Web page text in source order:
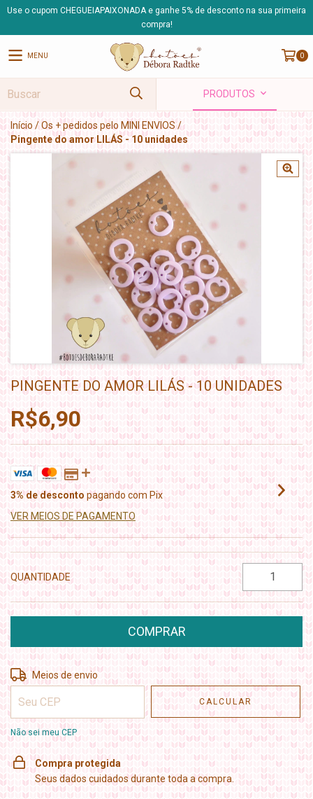
Use o cupom CHEGUEIAPAIXONADA e ganhe 5% de desconto na sua primeira
compra!
MENU 0
PRODUTOS
Início /Os + pedidos pelo MINI ENVIOS /
Pingente do amor LILÁS - 10 unidades
PINGENTE DO AMOR LILÁS - 10 UNIDADES
R$6,90
3% de desconto pagando com Pix
VER MEIOS DE PAGAMENTO
QUANTIDADE
Entregas para o CEP: ALTERAR CEP
Meios de envio
CALCULAR
Não sei meu CEP
Compra protegida
Seus dados cuidados durante toda a compra.